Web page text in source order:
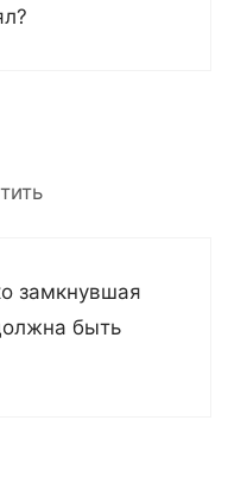
замкнувшая
быть